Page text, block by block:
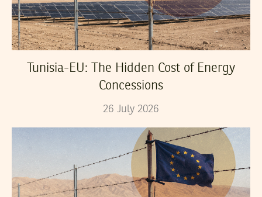
Tunisia-EU: The Hidden Cost of Energy
Concessions
26 July 2026